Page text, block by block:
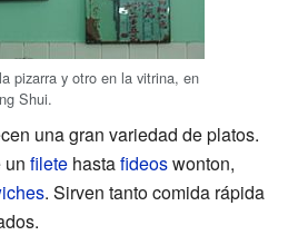
pizarra y otro en la vitrina, en
Shui.
una gran variedad de platos.
un filete hastafideoswonton,
. Sirven tanto comida rápida